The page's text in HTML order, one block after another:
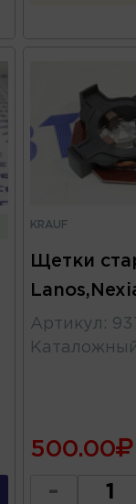
KRAUF
Щетки
Артикул :
500.00
-